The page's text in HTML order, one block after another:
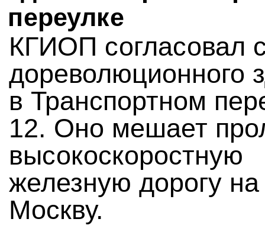
переулке
КГИОП согласовал
дореволюционного
в Транспортном
12. Оно мешает
высокоскоростную
железную дорогу на
Москву.